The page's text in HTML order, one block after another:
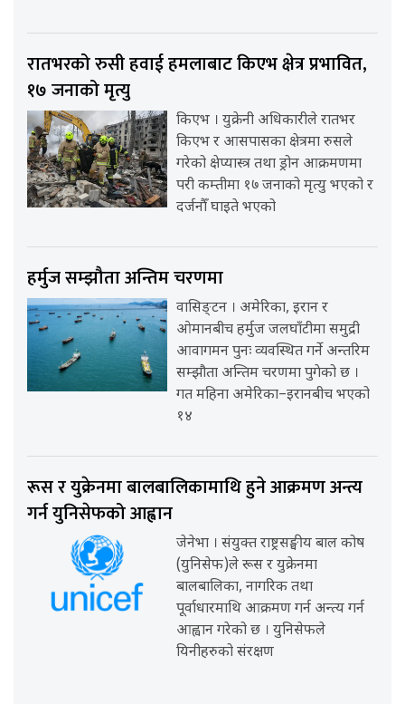
रातभरको रुसी हवाई हमलाबाट किएभ क्षेत्र प्रभावित,
१७ जनाको मृत्यु
किएभ । युक्रेनी अधिकारीले रातभर
किएभ र आसपासका क्षेत्रमा रुसले
गरेको क्षेप्यास्त्र तथा ड्रोन आक्रमणमा
परी कम्तीमा १७ जनाको मृत्यु भएको र
दर्जनौँ घाइते भएको
हर्मुज सम्झौता अन्तिम चरणमा
वासिङ्टन । अमेरिका, इरान र
ओमानबीच हर्मुज जलघाँटीमा समुद्री
आवागमन पुनः व्यवस्थित गर्ने अन्तरिम
सम्झौता अन्तिम चरणमा पुगेको छ ।
गत महिना अमेरिका–इरानबीच भएको
१४
रूस र युक्रेनमा बालबालिकामाथि हुने आक्रमण अन्त्य
गर्न युनिसेफको आह्वान
जेनेभा । संयुक्त राष्ट्रसङ्घीय बाल कोष
(युनिसेफ)ले रूस र युक्रेनमा
बालबालिका, नागरिक तथा
पूर्वाधारमाथि आक्रमण गर्न अन्त्य गर्न
आह्वान गरेको छ । युनिसेफले
यिनीहरुको संरक्षण